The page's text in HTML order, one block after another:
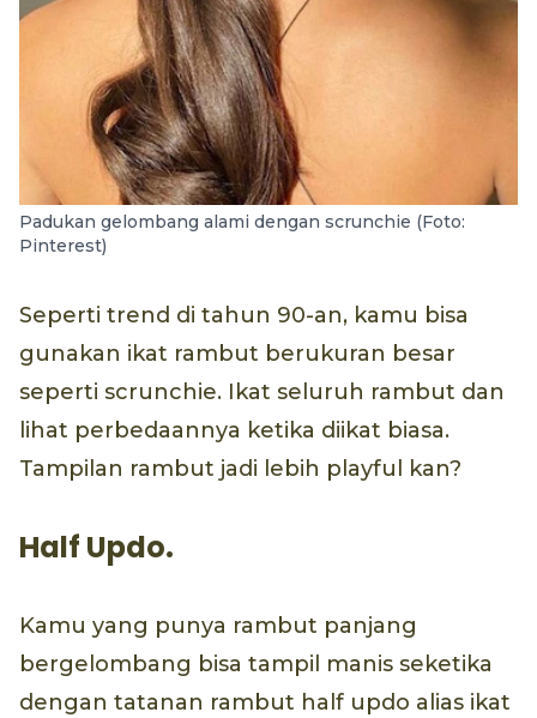
Padukan gelombang alami dengan scrunchie (Foto:
Pinterest)
Seperti trend di tahun 90-an, kamu bisa
gunakan ikat rambut berukuran besar
seperti scrunchie. Ikat seluruh rambut dan
lihat perbedaannya ketika diikat biasa.
Tampilan rambut jadi lebih playful kan?
Half Updo.
Kamu yang punya rambut panjang
bergelombang bisa tampil manis seketika
dengan tatanan rambut half updo alias ikat